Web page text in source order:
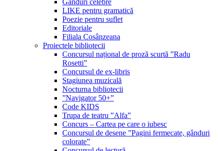
Gânduri celebre
LIKE pentru gramatică
Poezie pentru suflet
Editoriale
Filiala Cosânzeana
Proiectele bibliotecii
Concursul național de proză scurtă ”Radu
Rosetti”
Concursul de ex-libris
Stagiunea muzicală
Nocturna bibliotecii
”Navigator 50+”
Code KIDS
Trupa de teatru ”Alfa”
Concurs – Cartea pe care o iubesc
Concursul de desene ”Pagini fermecate, gânduri
colorate”